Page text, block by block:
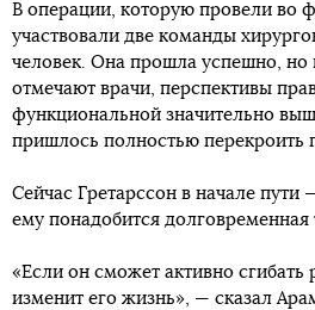
В операции, которую провели во
участвовали две команды
человек. Она прошла успешно, но
отмечают врачи, перспективы
функциональной значительно
пришлось полностью перекроить
Сейчас Гретарссон в начале пути
ему понадобится долговременная
«Если он сможет активно сгибать
изменит его жизнь», — сказал